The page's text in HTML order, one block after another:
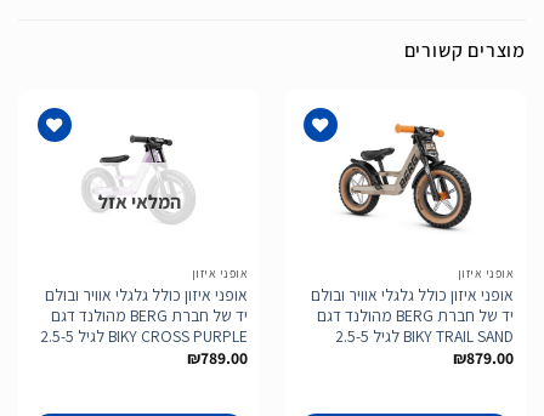
מוצרים קשורים
אופני איזון
אופני איזון כולל גלגלי אוויר ובולם
יד של חברת BERG מהולנד דגם
BIKY TRAIL SAND לגיל 2.5-5
₪879.00
המלאי אזל
אופני איזון
אופני איזון כולל גלגלי אוויר ובולם
יד של חברת BERG מהולנד דגם
BIKY CROSS PURPLE לגיל 2.5-5
₪789.00